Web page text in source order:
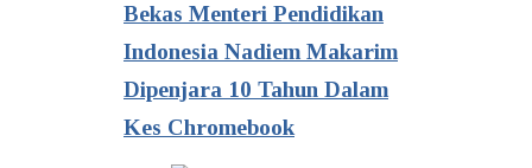
Bekas Menteri Pendidikan
Indonesia Nadiem Makarim
Dipenjara 10 Tahun Dalam
Kes Chromebook